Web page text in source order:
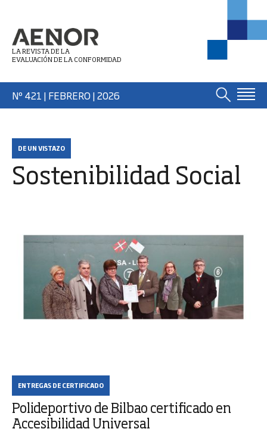
LA REVISTA DE LA
EVALUACIÓN DE LA CONFORMIDAD
Nº 421 | FEBRERO| 2026
DE UN VISTAZO
Sostenibilidad Social
ENTREGAS DE CERTIFICADO
Polideportivo de Bilbao certificado en
Accesibilidad Universal